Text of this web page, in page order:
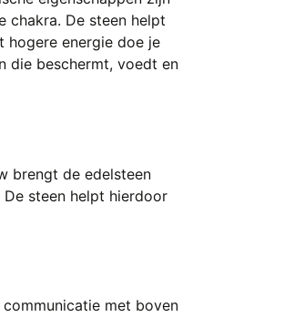
chakra. De steen helpt
hogere energie doe je
die beschermt, voedt en
brengt de edelsteen
steen helpt hierdoor
met boven